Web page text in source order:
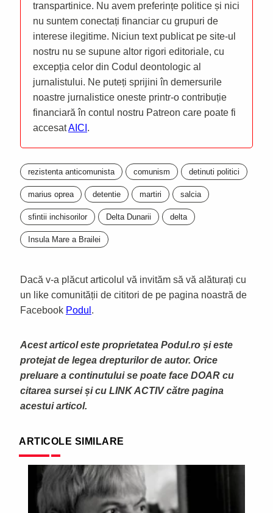
transpartinice. Nu avem preferințe politice și nici
nu suntem conectați financiar cu grupuri de
interese ilegitime. Niciun text publicat pe site-ul
nostru nu se supune altor rigori editoriale, cu
excepția celor din Codul deontologic al
jurnalistului. Ne puteți sprijini în demersurile
noastre jurnalistice oneste printr-o contribuție
financiară în contul nostru Patreon care poate fi
accesatAICI .
rezistenta anticomunista comunism detinuti politici
marius oprea detentie martiri salcia
sfintii inchisorilor Delta Dunarii delta
Insula Mare a Brailei
Dacă v-a plăcut articolul vă invităm să vă alăturați cu
un like comunității de cititori de pe pagina noastră de
Facebook Podul .
Acest articol este proprietatea Podul.ro și este
protejat de legea drepturilor de autor. Orice
preluare a continutului se poate face DOAR cu
citarea sursei și cu LINK ACTIV către pagina
acestui articol.
ARTICOLE SIMILARE